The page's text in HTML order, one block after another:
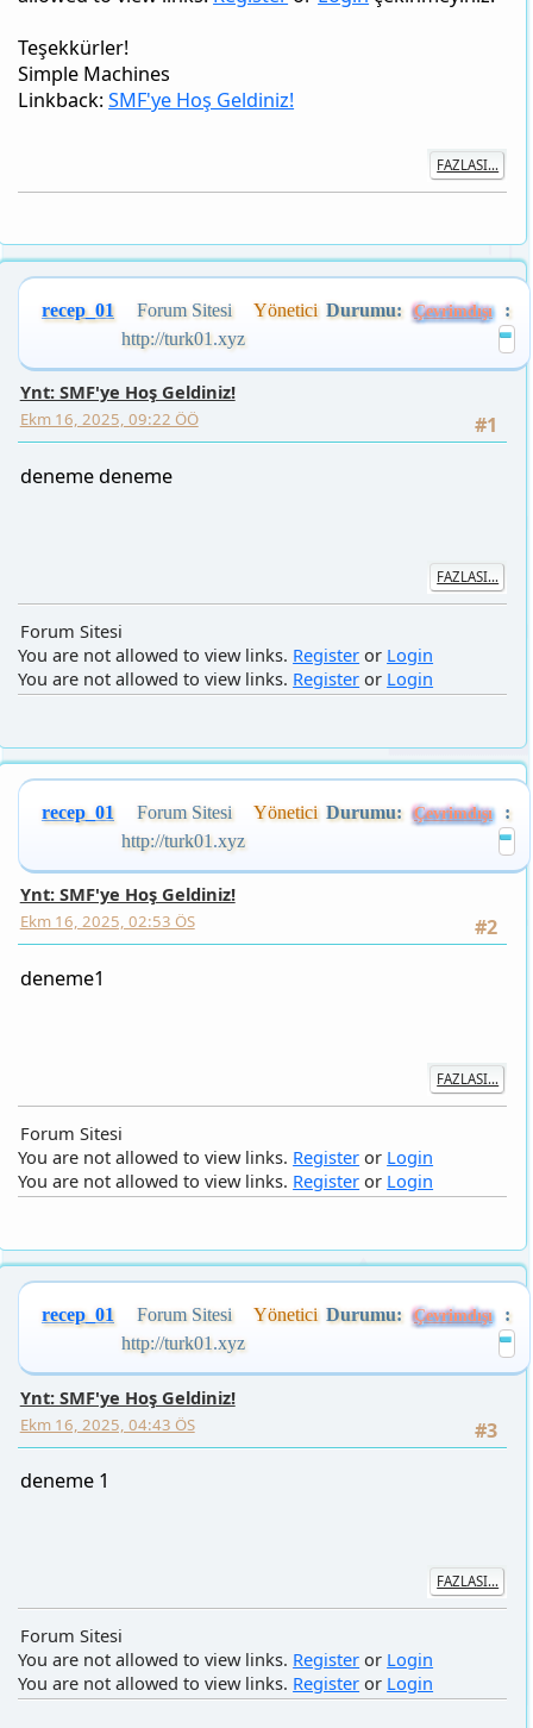
Simple Machines
Linkback:SMF'ye Hoş Geldiniz!
FAZLASI...
http://turk01.xyz
Ynt: SMF'ye Hoş Geldiniz!
Ekm 16, 2025, 09:22 ÖÖ
Forum Sitesi
You are not allowed to view links.
You are not allowed to view links. RegisterorLogin
recep_01
Forum Sitesi
http://turk01.xyz
Yönetici Durumu: Çevrimdışı :
Ynt: SMF'ye Hoş Geldiniz!
Ekm 16, 2025, 02:53 ÖS
deneme1
Forum Sitesi
You are not allowed to view links.
You are not allowed to view links. RegisterorLogin
recep_01
Forum Sitesi
http://turk01.xyz
Yönetici Durumu: Çevrimdışı :
Ynt: SMF'ye Hoş Geldiniz!
Ekm 16, 2025, 04:43 ÖS
deneme 1
You are not allowed to view links.